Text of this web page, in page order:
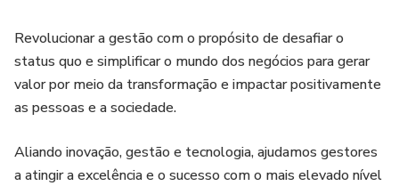
Revolucionar a gestão com o propósito de desafiar o
status quo e simplificar o mundo dos negócios para gerar
valor por meio da transformação e impactar positivamente
as pessoas e a sociedade.
Aliando inovação, gestão e tecnologia, ajudamos gestores
a atingir a excelência e o sucesso com o mais elevado nível